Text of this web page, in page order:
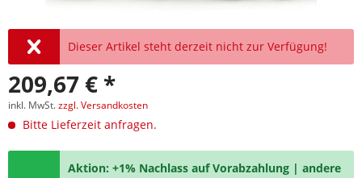
Dieser Artikel steht derzeit nicht zur Verfügung!
209,67 € *
inkl. MwSt.zzgl. Versandkosten
Bitte Lieferzeit anfragen.
Aktion: +1% Nachlass auf Vorabzahlung | andere